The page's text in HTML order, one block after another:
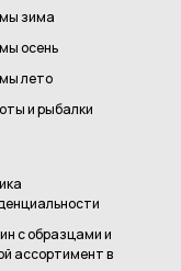
зима
осень
лето
и рыбалки
с образцами и
ассортимент в